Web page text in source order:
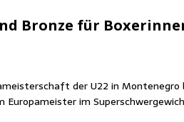
Bron­ze für
der U22 in
im